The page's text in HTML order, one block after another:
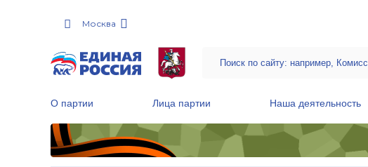
Москва
О партии Лица партии Наша деятельность